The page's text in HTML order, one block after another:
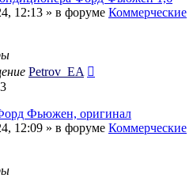
12:13 » в форуме Коммерческие
Petrov_EA
Фьюжен, оригинал
12:09 » в форуме Коммерческие